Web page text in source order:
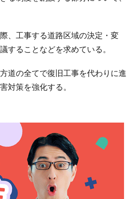
、工事する道路区域の決定・変
することなどを求めている。
道の全てで復旧工事を代わりに進
対策を強化する。